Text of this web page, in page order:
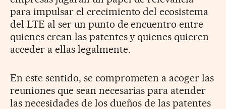
para impulsar el crecimiento del ecosistema
del LTE al ser un punto de encuentro entre
quienes crean las patentes y quienes quieren
acceder a ellas legalmente.
En este sentido, se comprometen a acoger las
reuniones que sean necesarias para atender
las necesidades de los dueños de las patentes